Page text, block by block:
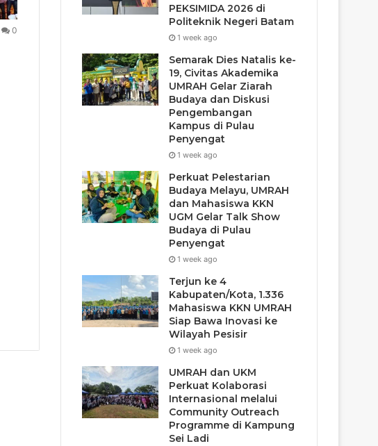
0
PEKSIMIDA 2026 di
Politeknik Negeri Batam
1 week ago
Semarak Dies Natalis ke-
19, Civitas Akademika
UMRAH Gelar Ziarah
Budaya dan Diskusi
Pengembangan
Kampus di Pulau
Penyengat
1 week ago
Perkuat Pelestarian
Budaya Melayu, UMRAH
dan Mahasiswa KKN
UGM Gelar Talk Show
Budaya di Pulau
Penyengat
1 week ago
Terjun ke 4
Kabupaten/Kota, 1.336
Mahasiswa KKN UMRAH
Siap Bawa Inovasi ke
Wilayah Pesisir
1 week ago
UMRAH dan UKM
Perkuat Kolaborasi
Internasional melalui
Community Outreach
Programme di Kampung
Sei Ladi